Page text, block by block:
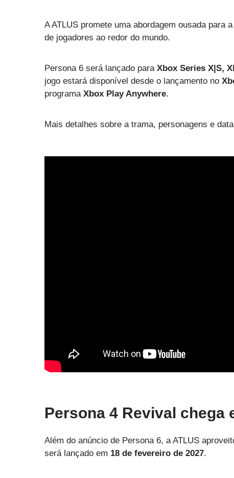
A ATLUS promete uma abordagem ousada para
de jogadores ao redor do mundo.
Persona 6 será lançado para Xbox Series X|S,
jogo estará disponível desde o lançamento no
programa Xbox Play Anywhere.
Mais detalhes sobre a trama, personagens e
Persona 4 Revival chega
Além do anúncio de Persona 6, a ATLUS
será lançado em 18 de fevereiro de 2027.